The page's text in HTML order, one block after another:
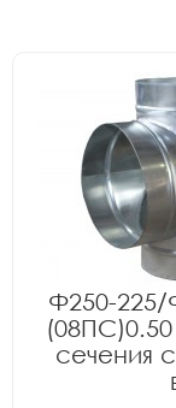
Ф250-225/
(08ПС)0.50
сечения